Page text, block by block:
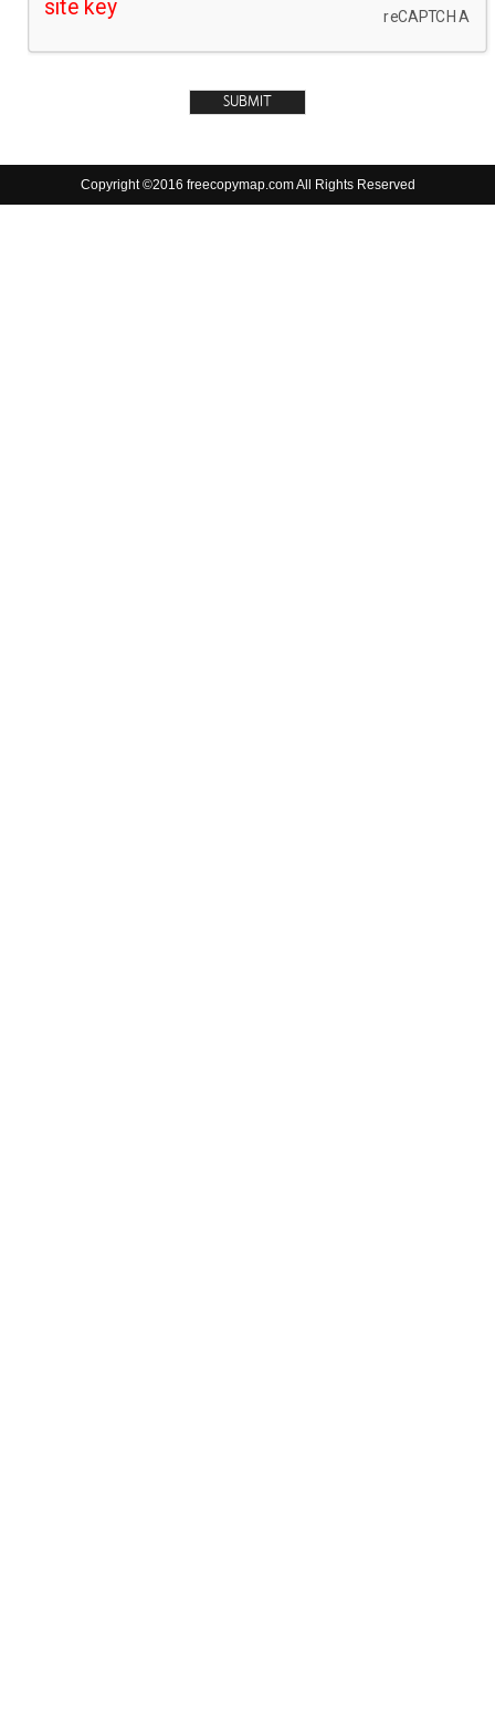
Copyright ©2016 freecopymap.com All Rights Reserved